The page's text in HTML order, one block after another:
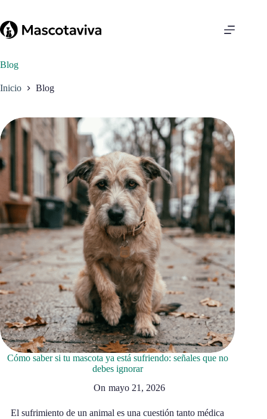
contenido
Blog
Inicio Blog
Cómo saber si tu mascota ya está sufriendo: señales que no
debes ignorar
On mayo 21, 2026
El sufrimiento de un animal es una cuestión tanto médica